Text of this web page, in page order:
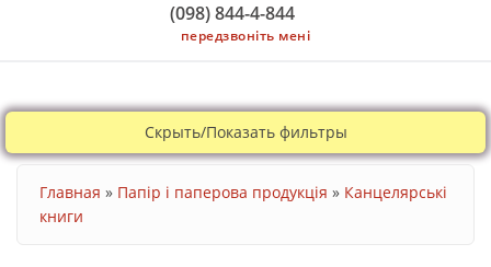
(098) 844-4-844
передзвоніть мені
Скрыть/Показать фильтры
Ви є тут
Главная » Папір і паперова продукція » Канцелярські
книги